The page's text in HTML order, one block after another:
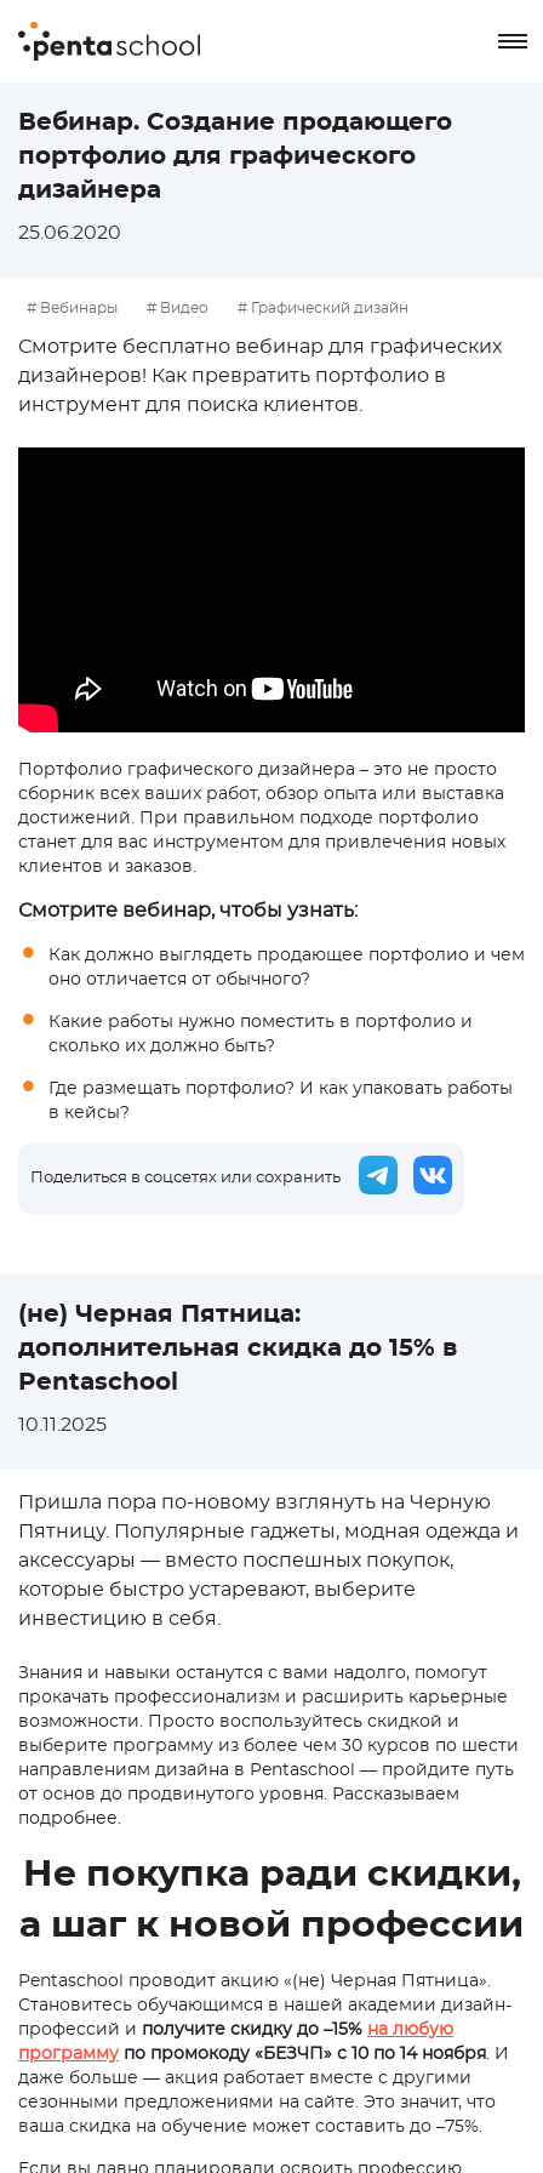
8 800 550-76-72
Заказать звонок
Вебинар. Создание продающего
портфолио для графического
дизайнера
25.06.2020
# Вебинары # Видео # Графический дизайн
Смотрите бесплатно вебинар для графических
дизайнеров! Как превратить портфолио в
инструмент для поиска клиентов.
Портфолио графического дизайнера – это не просто
сборник всех ваших работ, обзор опыта или выставка
достижений. При правильном подходе портфолио
станет для вас инструментом для привлечения новых
клиентов и заказов.
Смотрите вебинар, чтобы узнать:
Как должно выглядеть продающее портфолио и чем
оно отличается от обычного?
Какие работы нужно поместить в портфолио и
сколько их должно быть?
Где размещать портфолио? И как упаковать работы
в кейсы?
Поделиться в соцсетях или сохранить
(не) Черная Пятница:
дополнительная скидка до 15% в
Pentaschool
10.11.2025
Пришла пора по-новому взглянуть на Черную
Пятницу. Популярные гаджеты, модная одежда и
аксессуары — вместо поспешных покупок,
которые быстро устаревают, выберите
инвестицию в себя.
Знания и навыки останутся с вами надолго, помогут
прокачать профессионализм и расширить карьерные
возможности. Просто воспользуйтесь скидкой и
выберите программу из более чем 30 курсов по шести
направлениям дизайна в Pentaschool — пройдите путь
от основ до продвинутого уровня. Рассказываем
подробнее.
Не покупка ради скидки,
а шаг к новой профессии
Pentaschool проводит акцию «(не) Черная Пятница».
Становитесь обучающимся в нашей академии дизайн-
профессий и получите скидку до –15% на любую
программупо промокоду «БЕЗЧП» с 10 по 14 ноября . И
даже больше — акция работает вместе с другими
сезонными предложениями на сайте. Это значит, что
ваша скидка на обучение может составить до –75%.
Если вы давно планировали освоить профессию